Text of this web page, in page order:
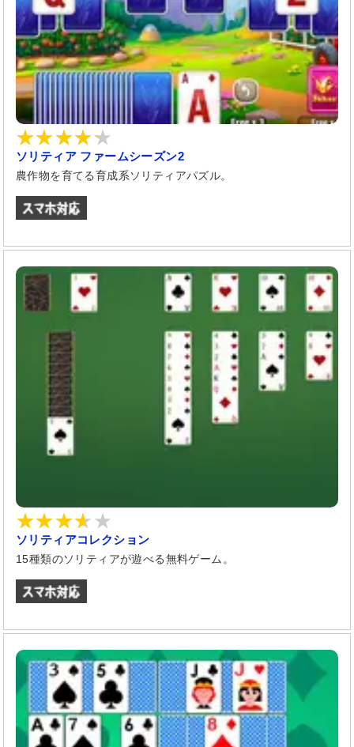
ソリティア ファームシーズン2
農作物を育てる育成系ソリティアパズル。
ソリティアコレクション
15種類のソリティアが遊べる無料ゲーム。